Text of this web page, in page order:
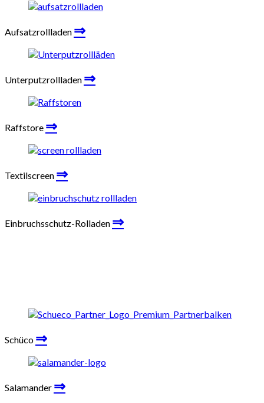
Aufsatzrollladen ⇒
Unterputzrollladen ⇒
Raffstore ⇒
Textilscreen ⇒
Einbruchsschutz-Rolladen ⇒
Schüco ⇒
Salamander ⇒